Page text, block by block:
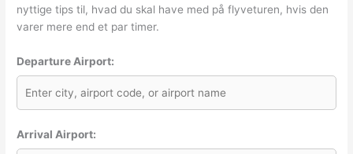
nyttige tips til, hvad du skal have med på flyveturen, hvis den
varer mere end et par timer.
Departure Airport:
Arrival Airport: